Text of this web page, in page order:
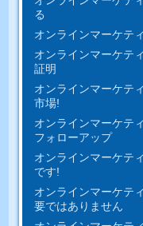
る
オンラインマーケテ
オンラインマーケテ
証明
オンラインマーケテ
市場!
オンラインマーケテ
フォローアップ
オンラインマーケテ
です!
オンラインマーケテ
要ではありません